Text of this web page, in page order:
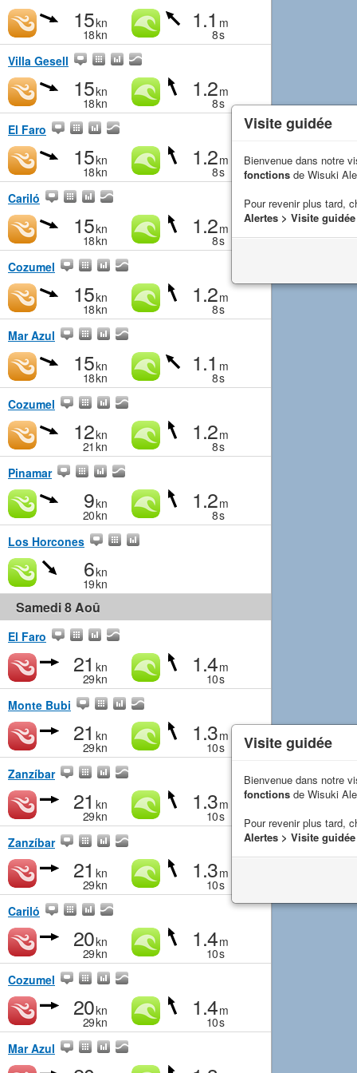
15kn
18kn
1.1 m
8s
Villa Gesell
15kn
18kn
1.2m
8s
El Faro
15kn
18kn
1.2m
8s
Cariló
15kn
18kn
1.2m
8s
Cozumel
15kn
18kn
1.2m
8s
Mar Azul
15kn
18kn
1.1 m
8s
Cozumel
12kn
21 kn
1.2m
8s
Pinamar
9kn
20kn
1.2m
8s
Los Horcones
6kn
19kn
Samedi 8 Aoû
El Faro
21 kn
29kn
1.4m
10s
Monte Bubi
21 kn
29kn
1.3m
10s
Zanzíbar
21 kn
29kn
1.3m
10s
Zanzíbar
21 kn
29kn
1.3m
10s
Cariló
20kn
29kn
1.4m
10s
Cozumel
20kn
29kn
1.4m
10s
Mar Azul
Visite guidée
Bienvenue dans notre
fonctions de Wisuki
Pour revenir plus tard,
Alertes > Visite guidée
Visite guidée
Bienvenue dans notre
fonctions de Wisuki
Pour revenir plus tard,
Alertes > Visite guidée